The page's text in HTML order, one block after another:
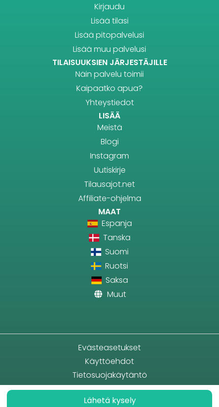
Lähetä kysely
Kirjaudu
Lisää tilasi
Lisää pitopalvelusi
Lisää muu palvelusi
TILAISUUKSIEN JÄRJESTÄJILLE
Näin palvelu toimii
Kaipaatko apua?
Yhteystiedot
LISÄÄ
Meistä
Blogi
Instagram
Uutiskirje
Tilausajot.net
Affiliate-ohjelma
MAAT
Espanja
Tanska
Suomi
Ruotsi
Saksa
Muut
Evästeasetukset
Käyttöehdot
Tietosuojakäytäntö